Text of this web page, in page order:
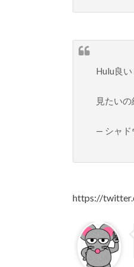
Hulu良
見たい
— シャド
https://